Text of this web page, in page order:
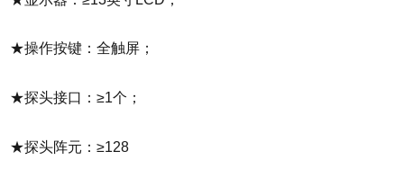
★操作按键：全触屏；
★探头接口：≥1个；
★探头阵元：≥128